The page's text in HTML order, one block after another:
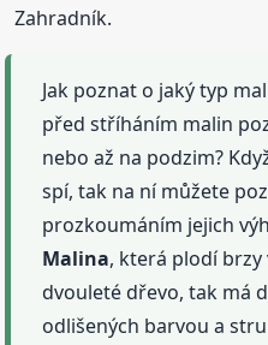
Zahradník.
Jak poznat o jaký typ
před stříháním malin
nebo až na podzim?
spí, tak na ní můžete
prozkoumáním jejich
Malina, která plodí
dvouleté dřevo, tak má
odlišených barvou a